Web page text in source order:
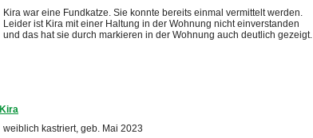
Kira war eine Fundkatze. Sie konnte bereits einmal vermittelt werden.
Leider ist Kira mit einer Haltung in der Wohnung nicht einverstanden
und das hat sie durch markieren in der Wohnung auch deutlich gezeigt.
Kira
weiblich kastriert, geb. Mai 2023